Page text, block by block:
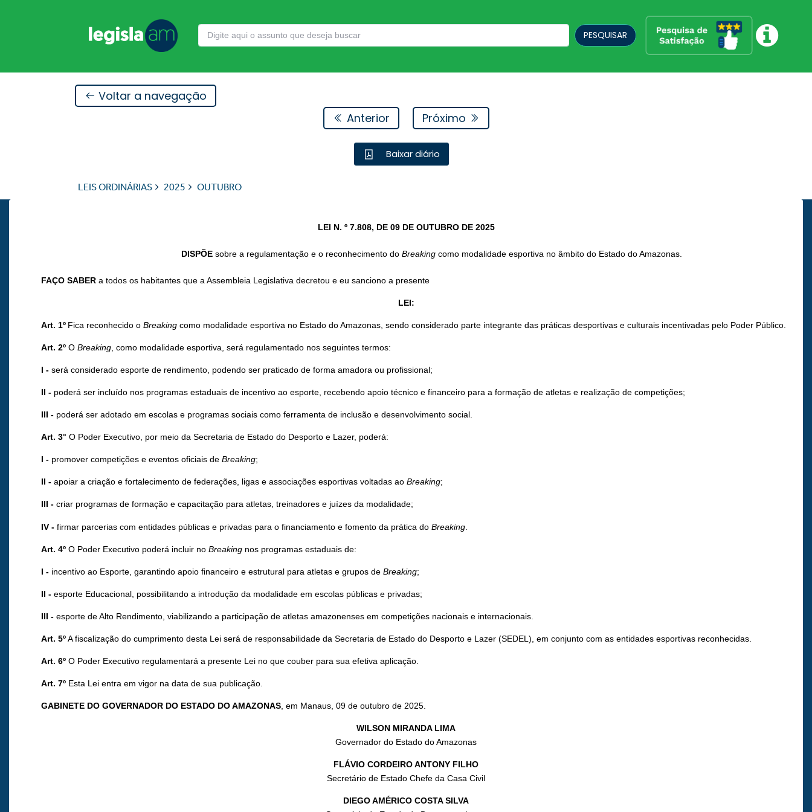
PESQUISAR
Voltar a navegação
Anterior
Próximo
Baixar diário
LEIS ORDINÁRIAS 2025 OUTUBRO
LEI N. º 7.808, DE 09 DE OUTUBRO DE 2025
DISPÕEsobre a regulamentação e o reconhecimento do Breakingcomo modalidade esportiva no âmbito do Estado do Amazonas.
FAÇO SABER a todos os habitantes que a Assembleia Legislativa decretou e eu sanciono a presente
LEI:
Art. 1º Fica reconhecido oBreaking como modalidade esportiva no Estado do Amazonas, sendo considerado parte integrante das práticas desportivas e culturais incentivadas pelo Poder Público.
Art. 2º OBreaking, como modalidade esportiva, será regulamentado nos seguintes termos:
I - será considerado esporte de rendimento, podendo ser praticado de forma amadora ou profissional;
II - poderá ser incluído nos programas estaduais de incentivo ao esporte, recebendo apoio técnico e financeiro para a formação de atletas e realização de competições;
III - poderá ser adotado em escolas e programas sociais como ferramenta de inclusão e desenvolvimento social.
Art. 3° O Poder Executivo, por meio da Secretaria de Estado do Desporto e Lazer, poderá:
I - promover competições e eventos oficiais deBreaking;
II - apoiar a criação e fortalecimento de federações, ligas e associações esportivas voltadas aoBreaking;
III - criar programas de formação e capacitação para atletas, treinadores e juízes da modalidade;
IV - firmar parcerias com entidades públicas e privadas para o financiamento e fomento da prática doBreaking
Art. 4º O Poder Executivo poderá incluir noBreaking nos programas estaduais de:
I - incentivo ao Esporte, garantindo apoio financeiro e estrutural para atletas e grupos deBreaking;
II - esporte Educacional, possibilitando a introdução da modalidade em escolas públicas e privadas;
III - esporte de Alto Rendimento, viabilizando a participação de atletas amazonenses em competições nacionais e internacionais.
Art. 5ºA fiscalização do cumprimento desta Lei será de responsabilidade da Secretaria de Estado do Desporto e Lazer (SEDEL), em conjunto com as entidades esportivas reconhecidas.
Art. 6º O Poder Executivo regulamentará a presente Lei no que couber para sua efetiva aplicação.
Art. 7º Esta Lei entra em vigor na data de sua publicação.
GABINETE DO GOVERNADOR DO ESTADO DO AMAZONAS , em Manaus, 09 de outubro de 2025.
WILSON MIRANDA LIMA
Governador do Estado do Amazonas
FLÁVIO CORDEIRO ANTONY FILHO
Secretário de Estado Chefe da Casa Civil
DIEGO AMÉRICO COSTA SILVA